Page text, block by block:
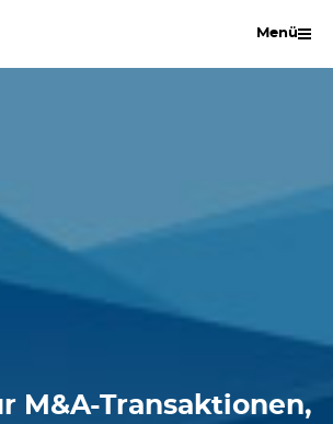
Menü
M&A-Transaktionen,